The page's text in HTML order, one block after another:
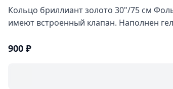
Кольцо бриллиант золото 30"/75 см
имеют встроенный клапан. Наполнен
900 ₽